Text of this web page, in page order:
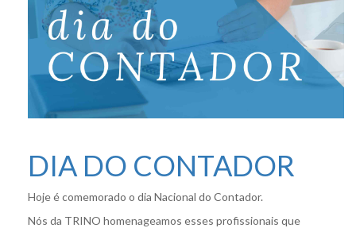
DIA DO CONTADOR
Hoje é comemorado o dia Nacional do Contador.
Nós da TRINO homenageamos esses profissionais que